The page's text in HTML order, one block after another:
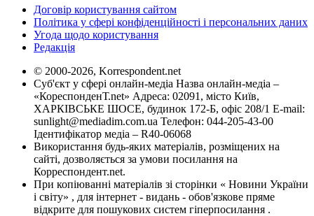
Договір користування сайтом
Політика у сфері конфіденційності і персональних даних
Угода щодо користування
Редакція
© 2000-2026, Korrespondent.net
Суб'єкт у сфері онлайн-медіа Назва онлайн-медіа –
«КореспонденТ.net» Адреса: 02091, місто Київ,
ХАРКІВСЬКЕ ШОСЕ, будинок 172-Б, офіс 208/1 E-mail:
sunlight@mediadim.com.ua Телефон: 044-205-43-00
Ідентифікатор медіа – R40-06068
Використання будь-яких матеріалів, розміщених на
сайті, дозволяється за умови посилання на
Корреспондент.net.
При копіюванні матеріалів зі сторінки « Новини України
і світу» , для інтернет - видань - обов'язкове пряме
відкрите для пошукових систем гіперпосилання .